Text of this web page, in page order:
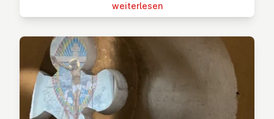
wei­ter­le­sen